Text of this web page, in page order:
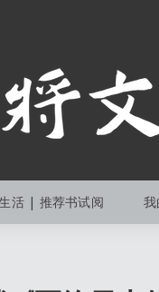
生活 | 推荐书试阅